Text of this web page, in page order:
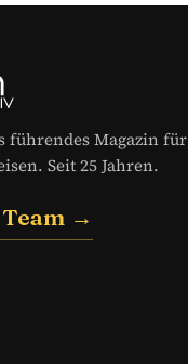
führendes Magazin für
Seit 25 Jahren.
→